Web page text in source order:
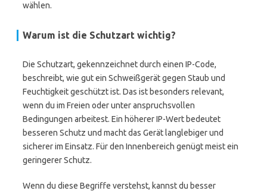
wählen.
Warum ist die Schutzart wichtig?
Die Schutzart, gekennzeichnet durch einen IP-Code,
beschreibt, wie gut ein Schweißgerät gegen Staub und
Feuchtigkeit geschützt ist. Das ist besonders relevant,
wenn du im Freien oder unter anspruchsvollen
Bedingungen arbeitest. Ein höherer IP-Wert bedeutet
besseren Schutz und macht das Gerät langlebiger und
sicherer im Einsatz. Für den Innenbereich genügt meist ein
geringerer Schutz.
Wenn du diese Begriffe verstehst, kannst du besser